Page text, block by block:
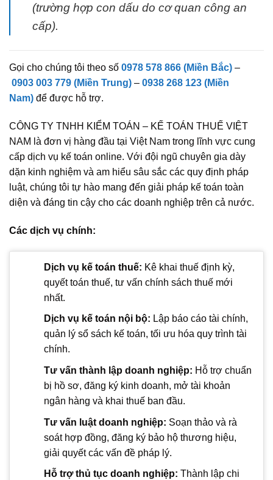
(trường hợp con dấu do cơ quan công an
cấp).
Gọi cho chúng tôi theo số 0978 578 866 (Miền Bắc) –
0903 003 779 (Miền Trung) – 0938 268 123 (Miền
Nam) để được hỗ trợ.
CÔNG TY TNHH KIỂM TOÁN – KẾ TOÁN THUẾ VIỆT
NAM là đơn vị hàng đầu tại Việt Nam trong lĩnh vực cung
cấp dịch vụ kế toán online. Với đội ngũ chuyên gia dày
dặn kinh nghiệm và am hiểu sâu sắc các quy định pháp
luật, chúng tôi tự hào mang đến giải pháp kế toán toàn
diện và đáng tin cậy cho các doanh nghiệp trên cả nước.
Các dịch vụ chính:
Dịch vụ kế toán thuế: Kê khai thuế định kỳ,
quyết toán thuế, tư vấn chính sách thuế mới
nhất.
Dịch vụ kế toán nội bộ: Lập báo cáo tài chính,
quản lý sổ sách kế toán, tối ưu hóa quy trình tài
chính.
Tư vấn thành lập doanh nghiệp: Hỗ trợ chuẩn
bị hồ sơ, đăng ký kinh doanh, mở tài khoản
ngân hàng và khai thuế ban đầu.
Tư vấn luật doanh nghiệp: Soạn thảo và rà
soát hợp đồng, đăng ký bảo hộ thương hiệu,
giải quyết các vấn đề pháp lý.
Hỗ trợ thủ tục doanh nghiệp: Thành lập chi